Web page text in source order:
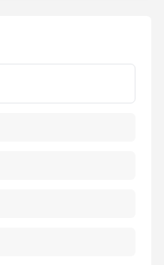
ilişkinAydınlatma
verilerimin belirtilen
ediyorum.